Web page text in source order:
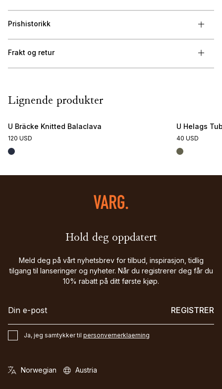
Prishistorikk
Frakt og retur
Lignende produkter
U Bräcke Knitted Balaclava
120 USD
U Helags
40 USD
Hold deg oppdatert
Meld deg på vårt nyhetsbrev for tilbud, inspirasjon, tidlig
tilgang til lanseringer og nyheter. Når du registrerer deg får du
10% rabatt på ditt første kjøp.
REGISTRER
Ja, jeg samtykker til personvernerklaerning